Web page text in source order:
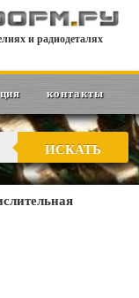
и радиодеталях
контакты
ИСКАТЬ